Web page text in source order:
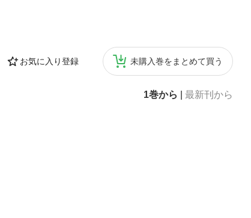
お気に入り登録 未購入巻をまとめて買う
1巻から 最新刊から